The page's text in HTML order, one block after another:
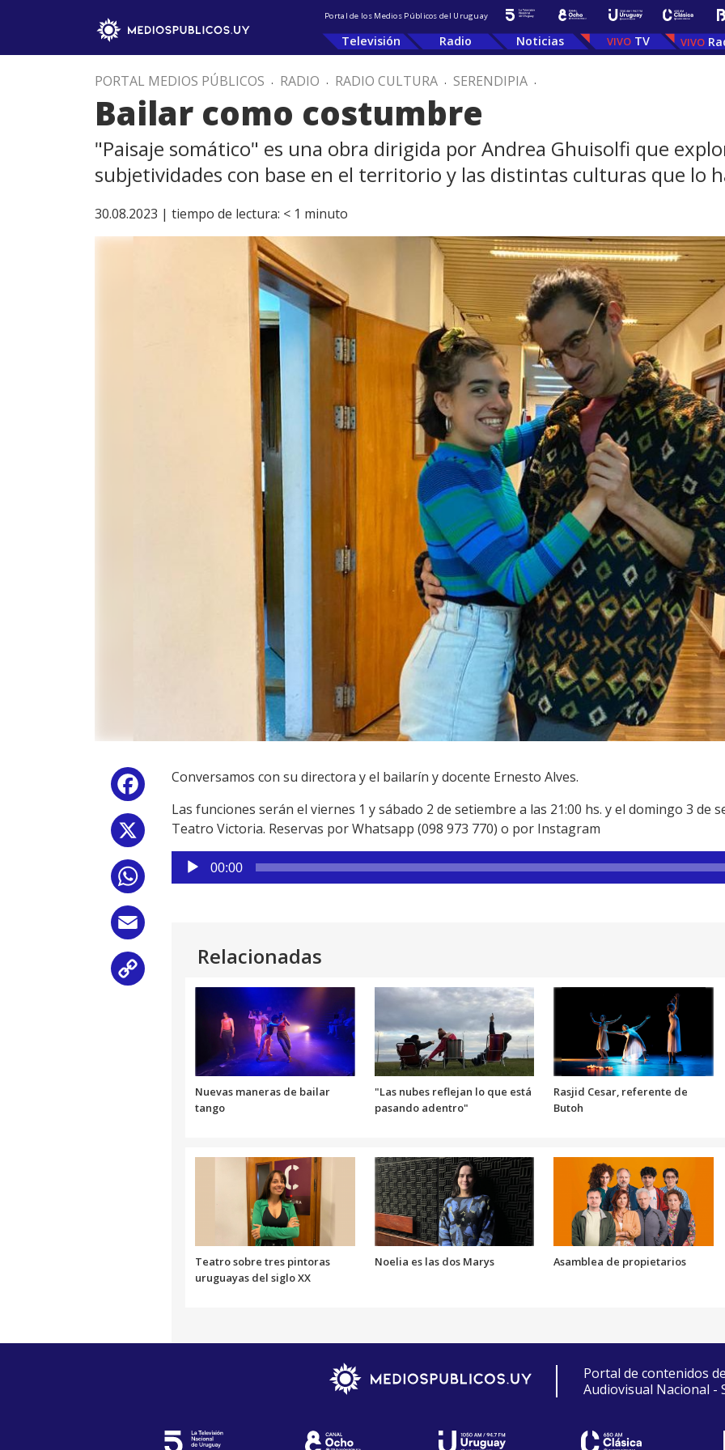
Portal de los Medios Públicos del Uruguay
Televisión Radio Noticias TV
PORTAL MEDIOS PÚBLICOS . RADIO . RADIO CULTURA . SERENDIPIA .
Bailar como costumbre
"Paisaje somático" es una obra dirigida por Andrea Ghuisolfi que
subjetividades con base en el territorio y las distintas culturas que lo
30.08.2023 | tiempo de lectura: < 1 minuto
Facebook
WhatsApp
Conversamos con su directora y el bailarín y docente Ernesto Alves.
Las funciones serán el viernes 1 y sábado 2 de setiembre a las 21:00 hs. y el domingo 3 de
Teatro Victoria. Reservas por Whatsapp (098 973 770) o por Instagram
Reproductor
de
00:00
Relacionadas
Nuevas maneras de bailar
tango
"Las nubes reflejan lo que está
pasando adentro"
Rasjid Cesar, referente de
Butoh
Teatro sobre tres pintoras
uruguayas del siglo XX
Noelia es las dos Marys Asamblea de propietarios
Portal de contenidos
Audiovisual Nacional -